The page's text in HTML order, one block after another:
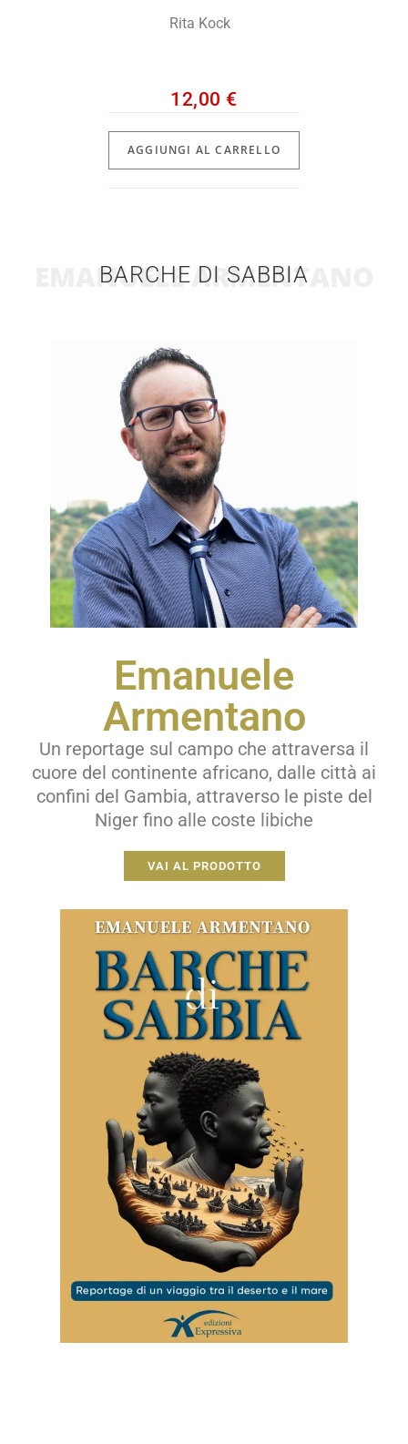
Rita Kock
12,00 €
AGGIUNGI AL CARRELLO
EMANUELE ARMENTANO
BARCHE DI SABBIA
Emanuele
Armentano
Un reportage sul campo che attraversa il
cuore del continente africano, dalle città ai
confini del Gambia, attraverso le piste del
Niger fino alle coste libiche
VAI AL PRODOTTO